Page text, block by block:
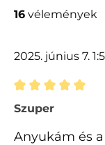
16 vélemények
2025. június 7.
Értékelés 5 of
Szuper
Anyukám és